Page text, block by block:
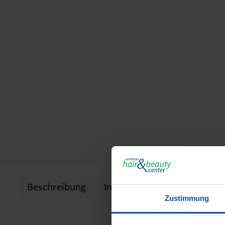
Zustimmung
Beschreibung Informationen zur